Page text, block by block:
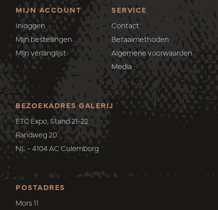
MIJN ACCOUNT
Inloggen
Mijn bestellingen
Mijn verlanglijst
SERVICE
Contact
Betaalmethoden
Algemene voorwaarden
Media
POSTADRES
Mors 11
BEZOEKADRES GALERIJ
ETC Expo, Stand 21-22
Randweg 20
NL - 4104 AC Culemborg